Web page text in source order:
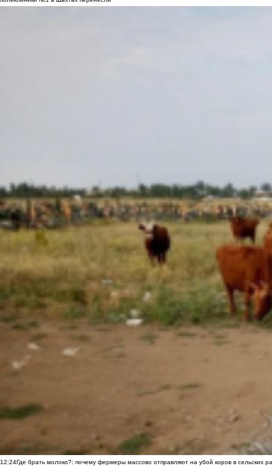
12:24Где брать молоко?: почему фермеры массово отправляют на убой коров в сельских